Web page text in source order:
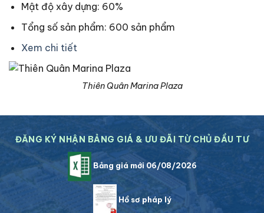
Mật độ xây dựng: 60%
Tổng số sản phẩm: 600 sản phẩm
Xem chi tiết
Thiên Quân Marina Plaza
ĐĂNG KÝ NHẬN BẢNG GIÁ & ƯU ĐÃI TỪ CHỦ ĐẦU TƯ
Bảng giá mới 06/08/2026
Hồ sơ pháp lý